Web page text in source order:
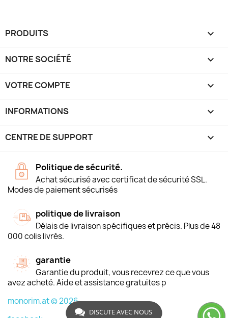
PRODUITS 
NOTRE SOCIÉTÉ 
VOTRE COMPTE 
INFORMATIONS keyboard_arrow_down
CENTRE DE SUPPORT 
Politique de sécurité.
Achat sécurisé avec certificat de sécurité SSL.
Modes de paiement sécurisés
politique de livraison
Délais de livraison spécifiques et précis. Plus de 48
000 colis livrés.
garantie
Garantie du produit, vous recevrez ce que vous
avez acheté. Aide et assistance gratuites p
monorim.at © 2026
DISCUTE AVEC NOUS